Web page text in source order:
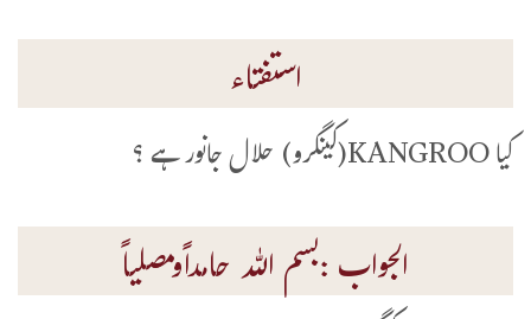
استفتاء
کیا KANGROO(کینگرو) حلال جانور ہے ؟
الجواب :بسم اللہ حامداًومصلیاً